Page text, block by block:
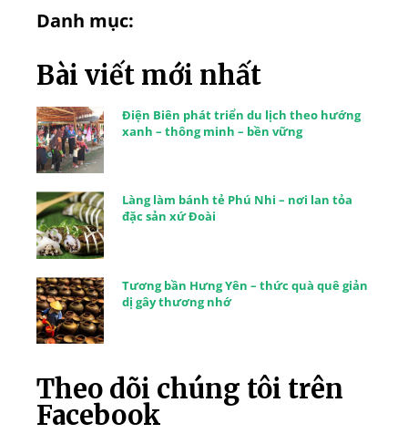
Danh mục:
Bài viết mới nhất
Điện Biên phát triển du lịch theo hướng
xanh – thông minh – bền vững
Làng làm bánh tẻ Phú Nhi – nơi lan tỏa
đặc sản xứ Đoài
Tương bần Hưng Yên – thức quà quê giản
dị gây thương nhớ
Theo dõi chúng tôi trên
Facebook